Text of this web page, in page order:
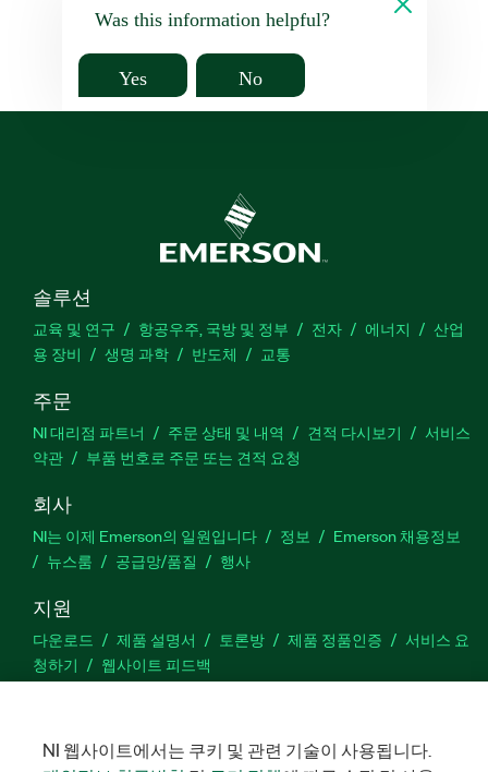
Was this information helpful?
Yes No
솔루션
교육 및 연구 항공우주, 국방 및 정부 전자 에너지
산업
용 장비
생명 과학 반도체 교통
주문
NI 대리점 파트너 주문 상태 및 내역 견적 다시보기
서비스
약관
부품 번호로 주문 또는 견적 요청
회사
NI는 이제 Emerson의 일원입니다 정보
Emerson 채용정보
뉴스룸
공급망/품질 행사
지원
다운로드 제품 설명서 토론방 제품 정품인증
서비스 요
청하기
웹사이트 피드백
NI 웹사이트에서는 쿠키 및 관련 기술이 사용됩니다.